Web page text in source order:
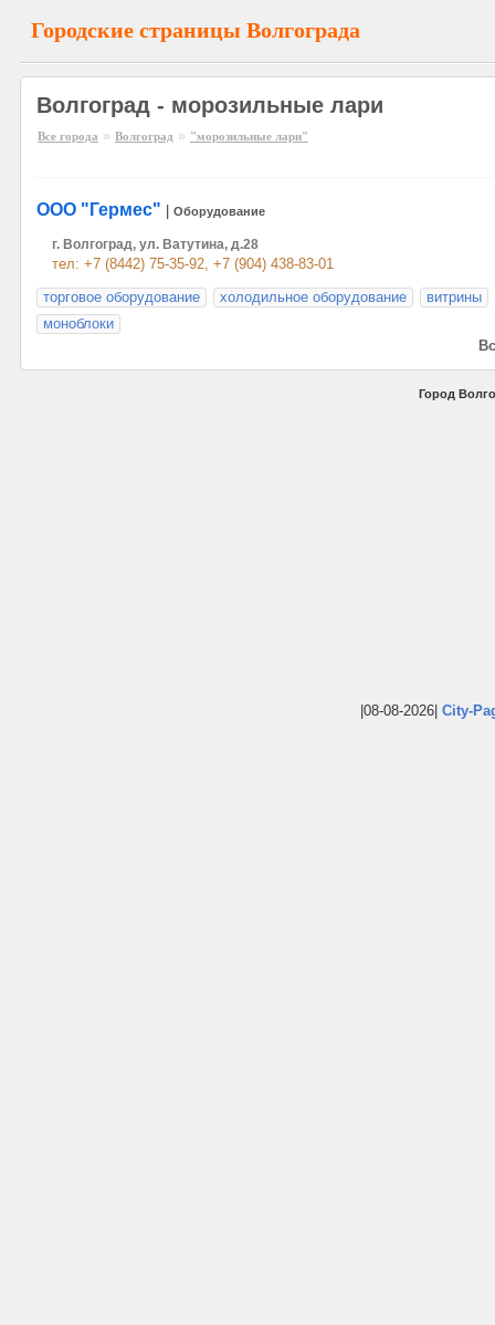
Городские страницы Волгограда
Волгоград - морозильные лари
Все города » Волгоград » "морозильные лари"
ООО "Гермес" Оборудование
г. Волгоград, ул. Ватутина, д.28
тел: +7 (8442) 75-35-92, +7 (904) 438-83-01
торговое оборудование
холодильное оборудование
витрины
моноблоки
Город
|08-08-2026| City-